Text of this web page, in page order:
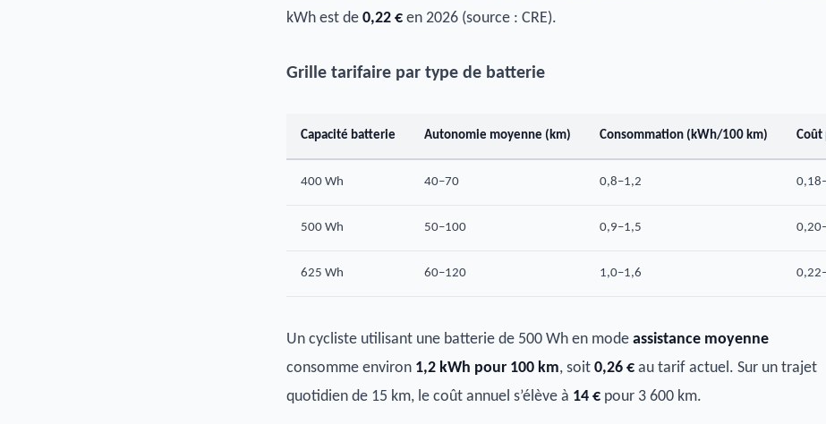
kWh est de 0,22 € en 2026 (source : CRE).
Grille tarifaire par type de batterie
Capacité batterie Autonomie moyenne (km) Consommation (kWh/100 km) Coût
400 Wh 40–70 0,8–1,2
500 Wh 50–100 0,9–1,5
625 Wh 60–120 1,0–1,6
Un cycliste utilisant une batterie de 500 Wh en mode assistance moyenne
consomme environ 1,2 kWh pour 100 km, soit 0,26 € au tarif actuel. Sur un trajet
quotidien de 15 km, le coût annuel s’élève à 14 € pour 3 600 km.